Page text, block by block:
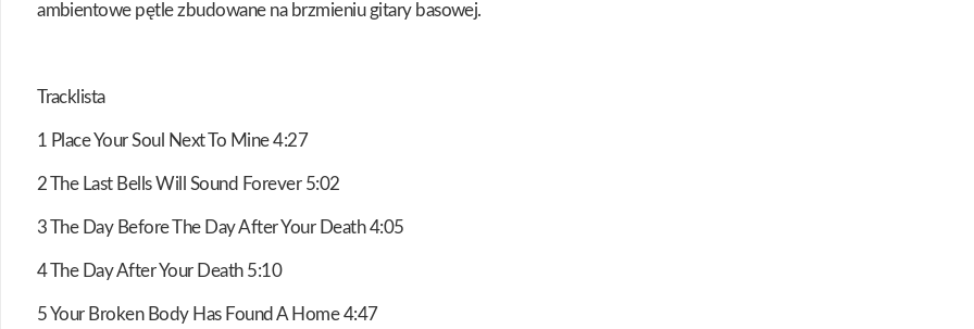
ambientowe pętle zbudowane na brzmieniu gitary basowej.
Tracklista
1 Place Your Soul Next To Mine 4:27
2 The Last Bells Will Sound Forever 5:02
3 The Day Before The Day After Your Death 4:05
4 The Day After Your Death 5:10
5 Your Broken Body Has Found A Home 4:47